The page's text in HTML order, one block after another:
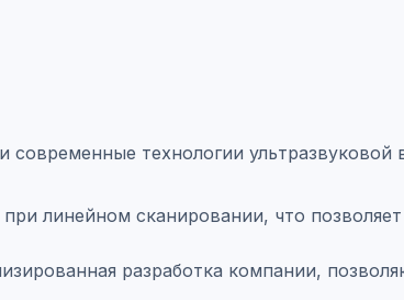
технологии ультразвуковой
линейном сканировании, что
разработка компании,